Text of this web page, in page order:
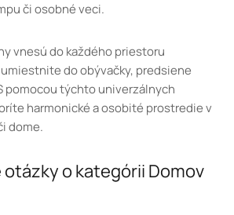
či osobné veci.
vnesú do každého priestoru
do obývačky, predsiene
pomocou týchto univerzálnych
harmonické a osobité prostredie v
dome.
o kategórii Domov